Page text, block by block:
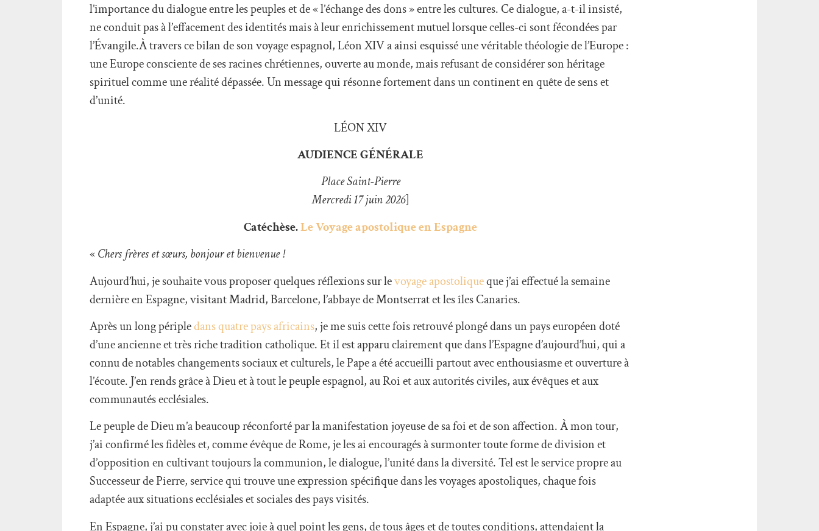
l’importance du dialogue entre les peuples et de « l’échange des dons » entre les cultures. Ce dialogue, a-t-il insisté,
ne conduit pas à l’effacement des identités mais à leur enrichissement mutuel lorsque celles-ci sont fécondées par
l’Évangile.À travers ce bilan de son voyage espagnol, Léon XIV a ainsi esquissé une véritable théologie de l’Europe :
une Europe consciente de ses racines chrétiennes, ouverte au monde, mais refusant de considérer son héritage
spirituel comme une réalité dépassée. Un message qui résonne fortement dans un continent en quête de sens et
d’unité.
LÉON XIV
AUDIENCE GÉNÉRALE
Place Saint-Pierre
Mercredi 17 juin 2026]
Catéchèse.Le Voyage apostolique en Espagne
«Chers frères et sœurs, bonjour et bienvenue !
Aujourd’hui, je souhaite vous proposer quelques réflexions sur levoyage apostoliqueque j’ai effectué la semaine
dernière en Espagne, visitant Madrid, Barcelone, l’abbaye de Montserrat et les îles Canaries.
Après un long péripledans quatre pays africains, je me suis cette fois retrouvé plongé dans un pays européen doté
d’une ancienne et très riche tradition catholique. Et il est apparu clairement que dans l’Espagne d’aujourd’hui, qui a
connu de notables changements sociaux et culturels, le Pape a été accueilli partout avec enthousiasme et ouverture à
l’écoute. J’en rends grâce à Dieu et à tout le peuple espagnol, au Roi et aux autorités civiles, aux évêques et aux
communautés ecclésiales.
Le peuple de Dieu m’a beaucoup réconforté par la manifestation joyeuse de sa foi et de son affection. À mon tour,
j’ai confirmé les fidèles et, comme évêque de Rome, je les ai encouragés à surmonter toute forme de division et
d’opposition en cultivant toujours la communion, le dialogue, l’unité dans la diversité. Tel est le service propre au
Successeur de Pierre, service qui trouve une expression spécifique dans les voyages apostoliques, chaque fois
adaptée aux situations ecclésiales et sociales des pays visités.
En Espagne, j’ai pu constater avec joie à quel point les gens, de tous âges et de toutes conditions, attendaient la